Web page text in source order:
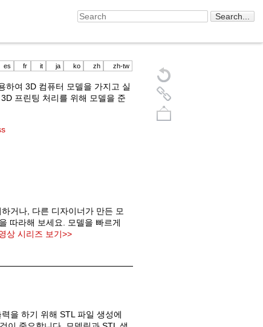
es fr it ja ko zh zh-tw
하여 3D 컴퓨터 모델을 가지고 실
프린팅 처리를 위해 모델을 준
거나, 다른 디자이너가 만든 모
따라해 보세요. 모델을 빠르게
상 시리즈 보기>>
을 하기 위해 STL 파일 생성에